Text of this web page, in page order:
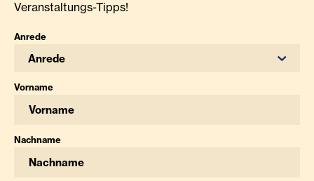
Veranstaltungs-Tipps!
Anrede
Anrede
Vorname
Nachname